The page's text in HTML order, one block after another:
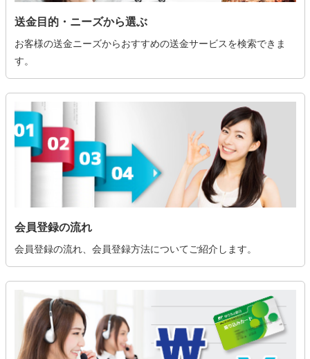
送金目的・ニーズから選ぶ
お客様の送金ニーズからおすすめの送金サービスを検索できま
す。
会員登録の流れ
会員登録の流れ、会員登録方法についてご紹介します。